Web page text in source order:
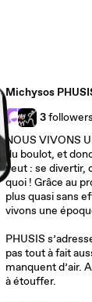
Michysos
3followers
NOUS VIVONS
du boulot, et
veut : se divertir,
quoi ! Grâce au
plus quasi sans
vivons une
PHUSIS
pas tout à fait
manquent d’air.
à étouffer.